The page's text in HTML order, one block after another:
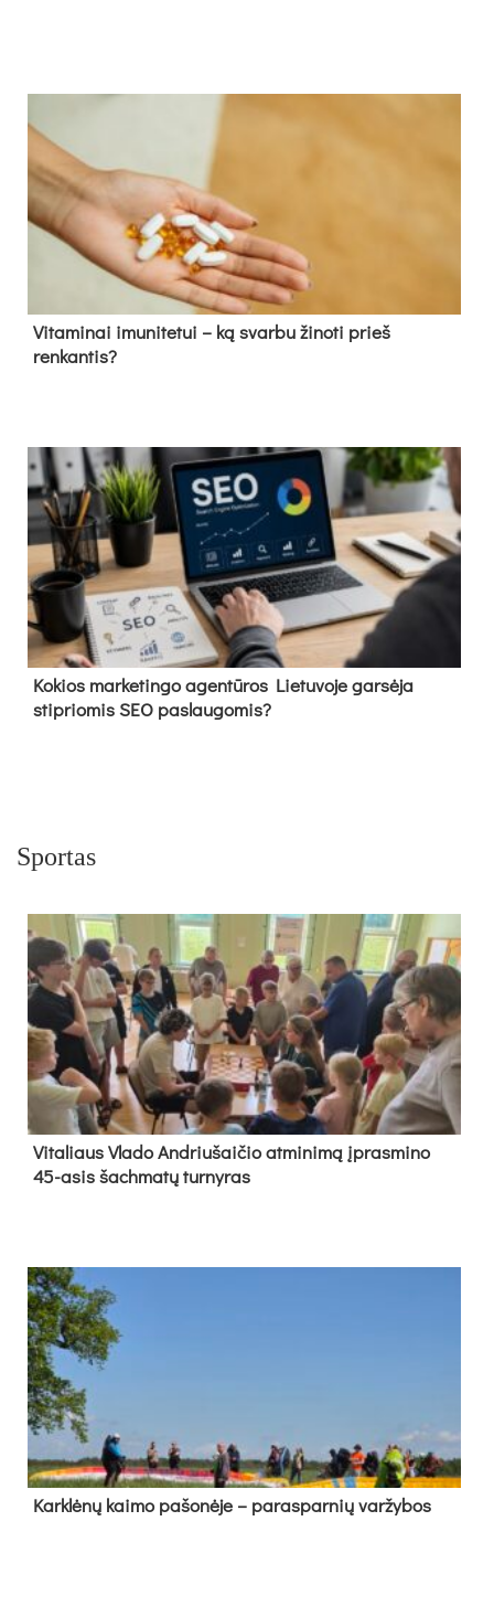
Vitaminai imunitetui – ką svarbu žinoti prieš
renkantis?
Kokios marketingo agentūros Lietuvoje garsėja
stipriomis SEO paslaugomis?
Sportas
Vi­ta­liaus Vla­do And­riu­šai­čio at­mi­ni­mą įpras­mi­no
45-asis šach­ma­tų tur­ny­ras
Kark­lė­nų kai­mo pa­šo­nė­je – pa­ras­par­nių var­žy­bos